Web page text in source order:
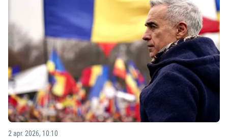
2 apr. 2026, 10:10